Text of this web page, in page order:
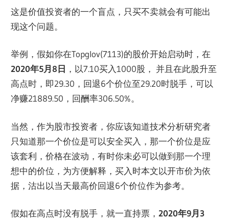
这是价值投资者的一个盲点，只买不卖就会有可能出
现这个问题。
举例，假如你在Topglov(7113)的股价开始启动时，在
2020年5月8日 ，以7.10买入1000股， 并且在此股升至
高点时，即29.30，回退6个价位至29.20时脱手，可以
净赚21889.50，回酬率306.50%。
当然，作为股市投资者，你应该知道技术分析研究者
只知道那一个价位是可以安全买入，那一个价位是应
该套利，价格在波动，有时你未必可以做到那一个理
想中的价位，为方便解释，买入时本文以开市价为依
据，沽出以当天最高价回退6个价位作为参考。
假如在高点时没有脱手，就一直持票，2020年9月3